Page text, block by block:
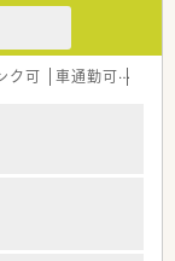
とに、調剤や処方監
す。
きます。
な薬学管理を通じ
す。
籍しており、互
ます。
ク可 車通勤可